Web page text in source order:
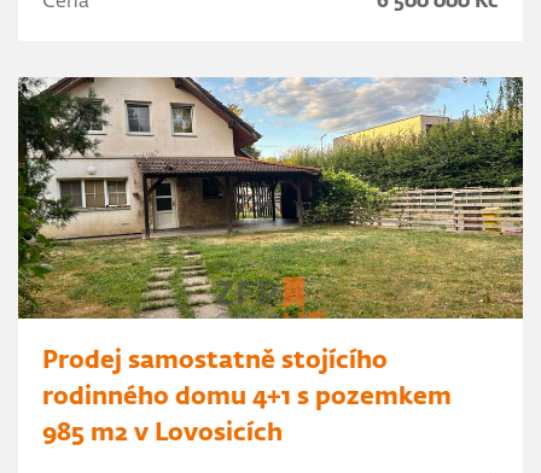
Prodej samostatně stojícího
rodinného domu 4+1 s pozemkem
985 m2 v Lovosicích